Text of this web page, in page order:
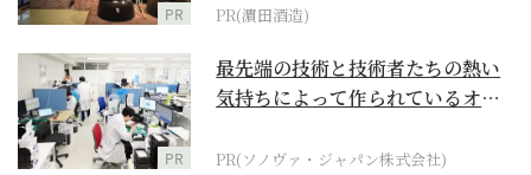
PR PR(濵田酒造)
PR
最先端の技術と技術者たちの熱い
気持ちによって作られているオー
PR(ソノヴァ・ジャパン株式会社)